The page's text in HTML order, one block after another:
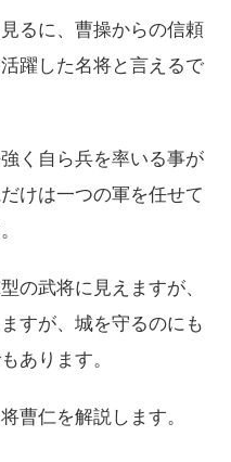
るに、曹操からの信頼
躍した名将と言えるで
く自ら兵を率いる事が
けは一つの軍を任せて
の武将に見えますが、
すが、城を守るのにも
あります。
曹仁を解説します。